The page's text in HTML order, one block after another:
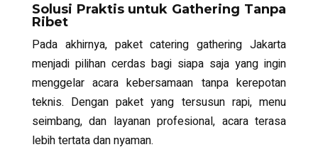
Solusi Praktis untuk Gathering Tanpa
Ribet
Pada akhirnya, paket catering gathering Jakarta
menjadi pilihan cerdas bagi siapa saja yang ingin
menggelar acara kebersamaan tanpa kerepotan
teknis. Dengan paket yang tersusun rapi, menu
seimbang, dan layanan profesional, acara terasa
lebih tertata dan nyaman.